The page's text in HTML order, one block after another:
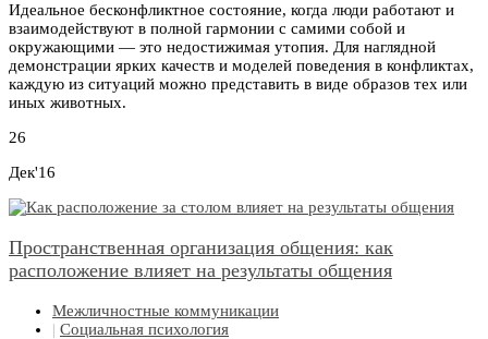
Идеальное бесконфликтное состояние, когда люди работают и
взаимодействуют в полной гармонии с самими собой и
окружающими — это недостижимая утопия. Для наглядной
демонстрации ярких качеств и моделей поведения в конфликтах,
каждую из ситуаций можно представить в виде образов тех или
иных животных.
26
Дек'16
Пространственная организация общения: как
расположение влияет на результаты общения
Межличностные коммуникации
| Социальная психология